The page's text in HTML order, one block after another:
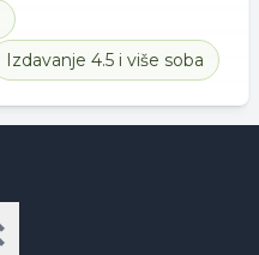
Izdavanje 4.5 i više soba